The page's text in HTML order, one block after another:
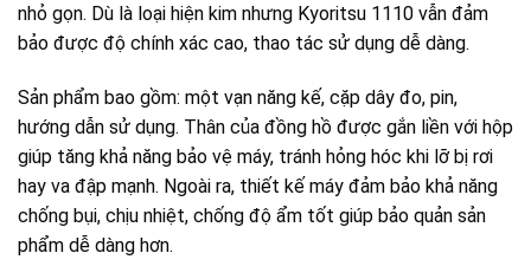
nhỏ gọn. Dù là loại hiện kim nhưng Kyoritsu 1110 vẫn đảm
bảo được độ chính xác cao, thao tác sử dụng dễ dàng.
Sản phẩm bao gồm: một vạn năng kế, cặp dây đo, pin,
hướng dẫn sử dụng. Thân của đồng hồ được gắn liền với hộp
giúp tăng khả năng bảo vệ máy, tránh hỏng hóc khi lỡ bị rơi
hay va đập mạnh. Ngoài ra, thiết kế máy đảm bảo khả năng
chống bụi, chịu nhiệt, chống độ ẩm tốt giúp bảo quản sản
phẩm dễ dàng hơn.